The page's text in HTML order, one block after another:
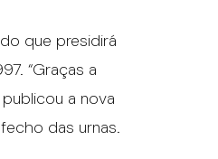
que presidirá
“Graças a
a nova
das urnas.